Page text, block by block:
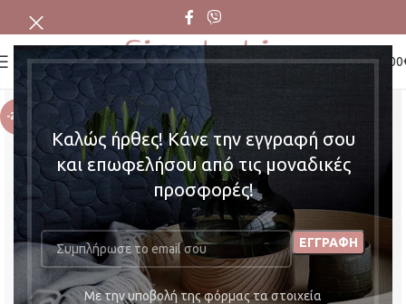
Καλώς ήρθες! Κάνε την εγγραφή σου
και επωφελήσου από τις μοναδικές
προσφορές!
Mε την υποβολή της φόρμας τα στοιχεία
MENU 0,00
-29%